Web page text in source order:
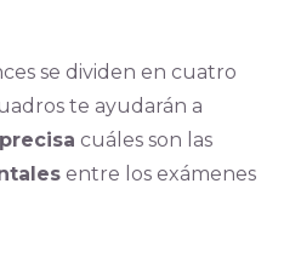
se dividen en cuatro
te ayudarán a
cuáles son las
entre los exámenes